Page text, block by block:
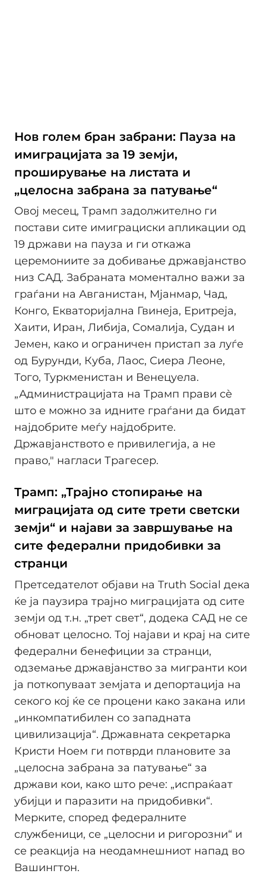
Нов голем бран забрани: Пауза на
имиграцијата за 19 земји,
проширување на листата и
„целосна забрана за патување“
Овој месец, Трамп задолжително ги
постави сите имиграциски апликации од
19 држави на пауза и ги откажа
церемониите за добивање државјанство
низ САД. Забраната моментално важи за
граѓани на Авганистан, Мјанмар, Чад,
Конго, Екваторијална Гвинеја, Еритреја,
Хаити, Иран, Либија, Сомалија, Судан и
Јемен, како и ограничен пристап за луѓе
од Бурунди, Куба, Лаос, Сиера Леоне,
Того, Туркменистан и Венецуела.
„Администрацијата на Трамп прави сè
што е можно за идните граѓани да бидат
најдобрите меѓу најдобрите.
Државјанството е привилегија, а не
право," нагласи Трагесер.
Трамп: „Трајно стопирање на
миграцијата од сите трети светски
земји“ и најави за завршување на
сите федерални придобивки за
странци
Претседателот објави на Truth Social дека
ќе ја паузира трајно миграцијата од сите
земји од т.н. „трет свет“, додека САД не се
обноват целосно. Тој најави и крај на сите
федерални бенефиции за странци,
одземање државјанство за мигранти кои
ја поткопуваат земјата и депортација на
секого кој ќе се процени како закана или
„инкомпатибилен со западната
цивилизација“. Државната секретарка
Кристи Ноем ги потврди плановите за
„целосна забрана за патување“ за
држави кои, како што рече: „испраќаат
убијци и паразити на придобивки“.
Мерките, според федералните
службеници, се „целосни и ригорозни“ и
се реакција на неодамнешниот напад во
Вашингтон.